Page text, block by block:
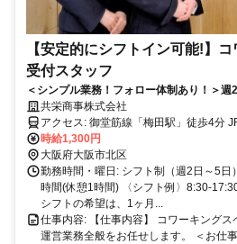
【安定的にシフトイン可能!】
受付スタッフ
＜シンプル業務！フォロー体制あり！＞
躍中★副業、Wワークしながらでも働きや
共栄商事株式会社
アクセス: 御堂筋線「梅田駅」徒歩4分 JR「大阪駅」徒歩5分 阪急
「大阪梅田駅」徒歩6分
時給1,300円
大阪府大阪市北区
勤務時間・曜日: シフト制（週2日～5
時間(休憩1時間) 〈シフト例〉8:30-
シフトの希望は、1ヶ月...
仕事内容: 【仕事内容】 コワーキング
運営業務全般をお任せします。 ＜お仕